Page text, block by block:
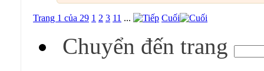
Trang 1 của 29 1 2 3 11 ... Cuối
Chuyển đến trang